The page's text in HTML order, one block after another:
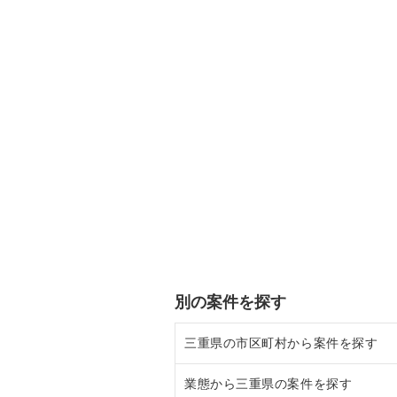
別の案件を探す
三重県の市区町村から案件を探す
桑名市の飲食店の居抜き売却物件
業態から三重県の案件を探す